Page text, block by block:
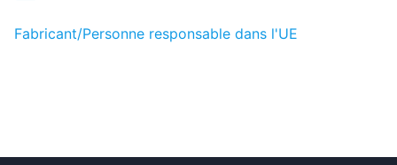
Fabricant/Personne responsable dans l'UE